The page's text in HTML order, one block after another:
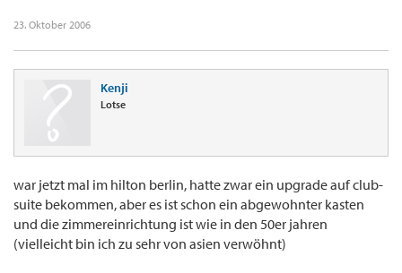
23. Oktober 2006
Kenji
Lotse
war jetzt mal im hilton berlin, hatte zwar ein upgrade auf club-
suite bekommen, aber es ist schon ein abgewohnter kasten
und die zimmereinrichtung ist wie in den 50er jahren
(vielleicht bin ich zu sehr von asien verwöhnt)